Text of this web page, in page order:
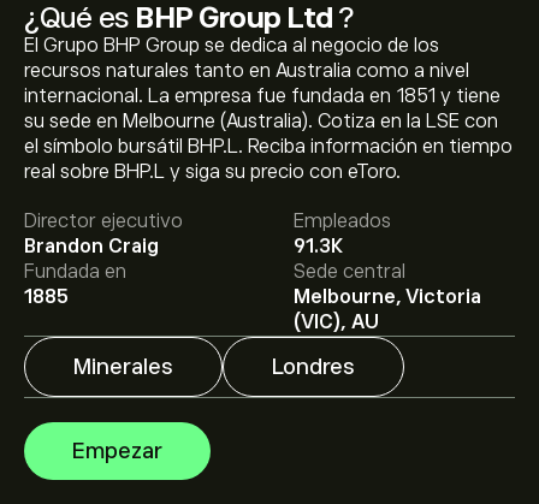
¿Qué es BHP Group Ltd ?
El Grupo BHP Group se dedica al negocio de los
recursos naturales tanto en Australia como a nivel
internacional. La empresa fue fundada en 1851 y tiene
su sede en Melbourne (Australia). Cotiza en la LSE con
el símbolo bursátil BHP.L. Reciba información en tiempo
real sobre BHP.L y siga su precio con eToro.
Director ejecutivo
Brandon Craig
Empleados
91.3K
Fundada en
1885
Sede central
Melbourne, Victoria
(VIC), AU
Minerales Londres
Empezar
El precio actual de las acciones de BHP.L es de
3,346.00‎p‎.
El precio medio objetivo para las acciones de BHP
Group Ltd es de 3,346.00‎p‎.
Regístrateen eToro para
conocer los precios objetivo y las previsiones de los
analistas.
Las previsiones de los analistas para las acciones de
BHP Group Ltd se basan en las tendencias del mercado,
los estados financieros y el crecimiento previsto.
Consulta las previsiones más recientes para conocer la
evolución futura de los precios.